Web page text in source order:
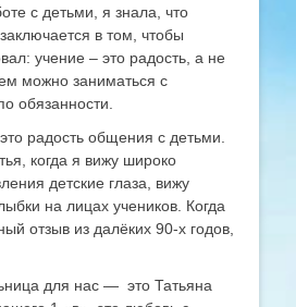
с детьми, я знала, что
в том, чтобы
учение – это радость, а не
можно заниматься с
обязанности.
радость общения с детьми.
когда я вижу широко
детские глаза, вижу
на лицах учеников. Когда
отзыв из далёких 90-х годов,
для нас — это Татьяна